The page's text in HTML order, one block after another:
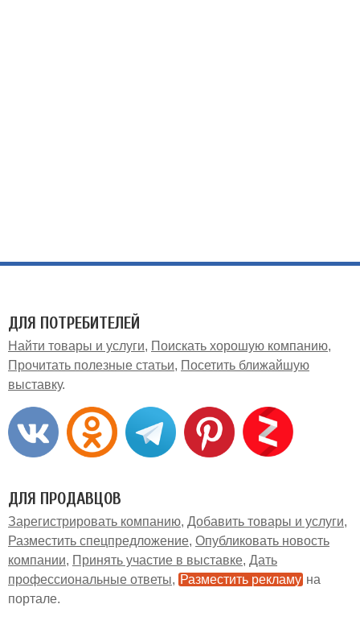
ДЛЯ ПОТРЕБИТЕЛЕЙ
Найти товары и услуги
Поискать хорошую компанию
Прочитать полезные статьи
Посетить ближайшую
выставку
ДЛЯ ПРОДАВЦОВ
Зарегистрировать компанию Добавить товары и услуги
Разместить спецпредложение Опубликовать новость
компании
Принять участие в выставке Дать
профессиональные ответы
Разместить рекламу на
портале